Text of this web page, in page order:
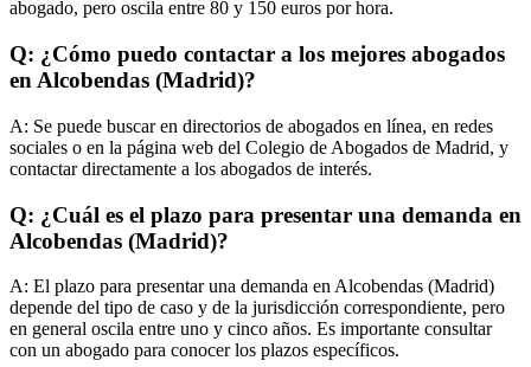
abogado, pero oscila entre 80 y 150 euros por hora.
Q: ¿Cómo puedo contactar a los mejores abogados
en Alcobendas (Madrid)?
A: Se puede buscar en directorios de abogados en línea, en redes
sociales o en la página web del Colegio de Abogados de Madrid, y
contactar directamente a los abogados de interés.
Q: ¿Cuál es el plazo para presentar una demanda en
Alcobendas (Madrid)?
A: El plazo para presentar una demanda en Alcobendas (Madrid)
depende del tipo de caso y de la jurisdicción correspondiente, pero
en general oscila entre uno y cinco años. Es importante consultar
con un abogado para conocer los plazos específicos.